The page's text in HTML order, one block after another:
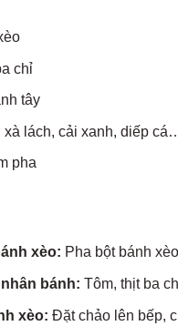
chỉ
tây
xà lách, cải xanh, diếp
pha
xèo: Pha bột bánh
bánh: Tôm, thịt ba
xèo: Đặt chảo lên bếp,